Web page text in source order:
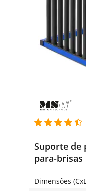
Suporte de
para-brisas
Dimensões